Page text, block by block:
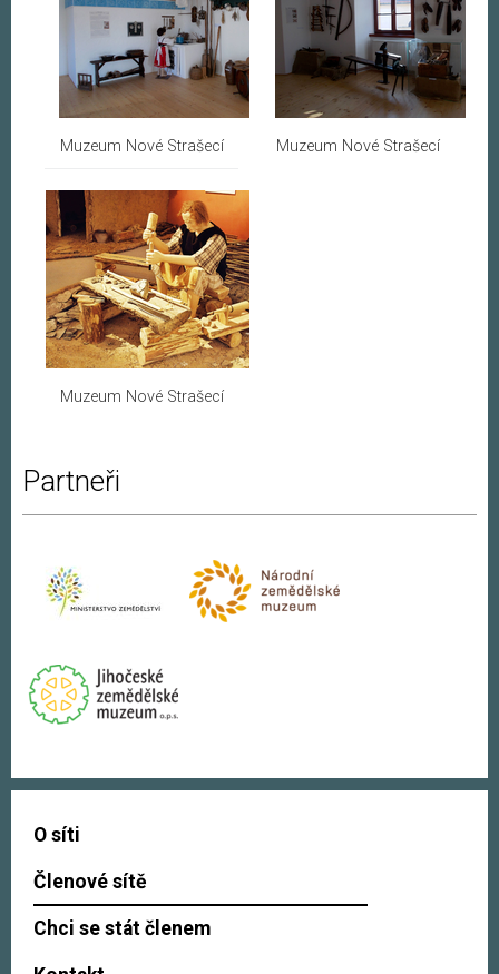
Muzeum Nové Strašecí Muzeum Nové Strašecí
Muzeum Nové Strašecí
Partneři
O síti
Členové sítě
Chci se stát členem